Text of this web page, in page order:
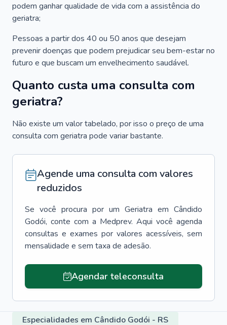
podem ganhar qualidade de vida com a assistência do
geriatra;
Pessoas a partir dos 40 ou 50 anos que desejam
prevenir doenças que podem prejudicar seu bem-estar no
futuro e que buscam um envelhecimento saudável.
Quanto custa uma consulta com
geriatra?
Não existe um valor tabelado, por isso o preço de uma
consulta com geriatra pode variar bastante.
Agende uma consulta com valores
reduzidos
Se você procura por um Geriatra em Cândido
Godói, conte com a Medprev. Aqui você agenda
consultas e exames por valores acessíveis, sem
mensalidade e sem taxa de adesão.
Agendar teleconsulta
Especialidades em Cândido Godói - RS